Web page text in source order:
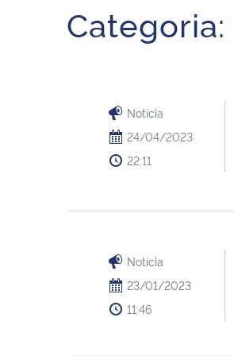
Secretaria de Governo
Categoria:
Notícia
24/04/2023
22:11
Notícia
23/01/2023
11:46